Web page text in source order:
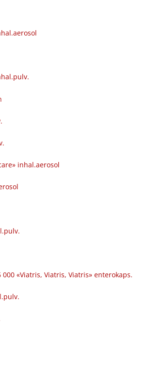
inhal.aerosol
«Viatris, Viatris, Viatris» enterokaps.